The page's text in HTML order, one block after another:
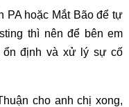
PA hoặc Mắt Bão để tự
thì nên để bên em
ổn định và xử lý sự cố
cho anh chị xong,